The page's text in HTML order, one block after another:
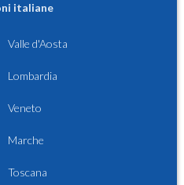
italiane
Valle d'Aosta
Lombardia
Veneto
Marche
Toscana